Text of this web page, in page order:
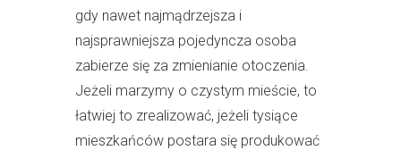
gdy nawet najmądrzejsza i
najsprawniejsza pojedyncza osoba
zabierze się za zmienianie otoczenia.
Jeżeli marzymy o czystym mieście, to
łatwiej to zrealizować, jeżeli tysiące
mieszkańców postara się produkować